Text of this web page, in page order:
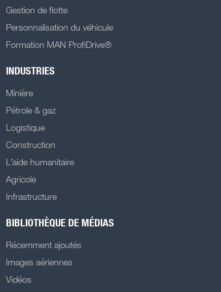
Gestion de flotte
Personnalisation du véhicule
Formation MAN ProfiDrive®
INDUSTRIES
Minière
Pétrole & gaz
Logistique
Construction
L’aide humanitaire
Agricole
Infrastructure
BIBLIOTHÈQUE DE MÉDIAS
Récemment ajoutés
Images aériennes
Vidéos